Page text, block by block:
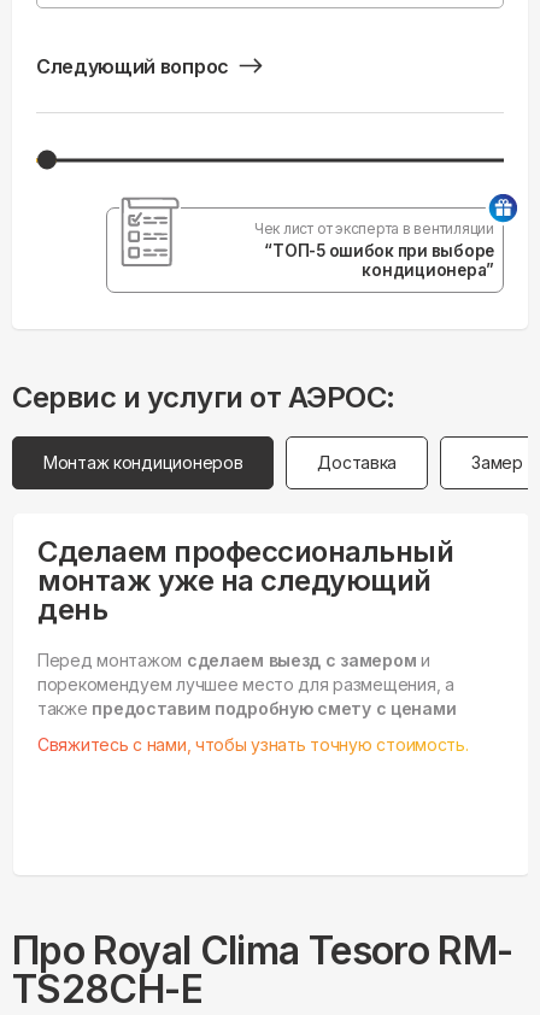
Следующий вопрос
Чек лист от эксперта в вентиляции
“ТОП-5 ошибок при выборе
кондиционера”
Сервис и услуги от АЭРОС:
Монтаж кондиционеров Доставка Замер
Сделаем профессиональный
монтаж уже на следующий
день
Перед монтажом сделаем выезд с замером и
порекомендуем лучшее место для размещения, а
также предоставим подробную смету с ценами
Свяжитесь с нами, чтобы узнать точную стоимость.
Про Royal Clima Tesoro RM-
TS28CH-E